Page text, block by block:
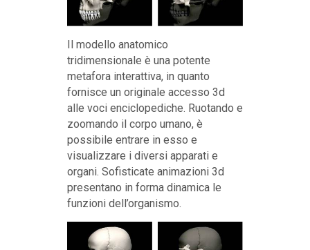
Il modello anatomico
tridimensionale è una potente
metafora interattiva, in quanto
fornisce un originale accesso 3d
alle voci enciclopediche. Ruotando e
zoomando il corpo umano, è
possibile entrare in esso e
visualizzare i diversi apparati e
organi. Sofisticate animazioni 3d
presentano in forma dinamica le
funzioni dell’organismo.